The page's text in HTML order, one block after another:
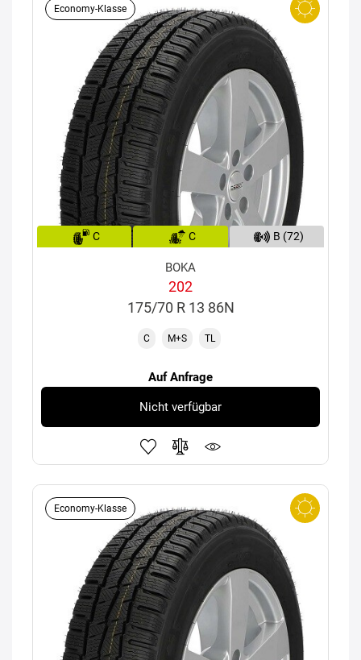
Economy-Klasse
C C B (72)
BOKA
202
175/70 R 13 86N
C M+S TL
Auf Anfrage
Nicht verfügbar
Economy-Klasse